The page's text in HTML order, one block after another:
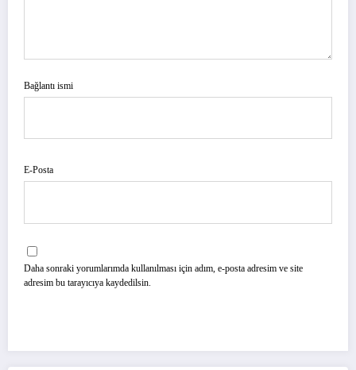
Bağlantı ismi
E-Posta
Daha sonraki yorumlarımda kullanılması için adım, e-posta adresim ve site
adresim bu tarayıcıya kaydedilsin.